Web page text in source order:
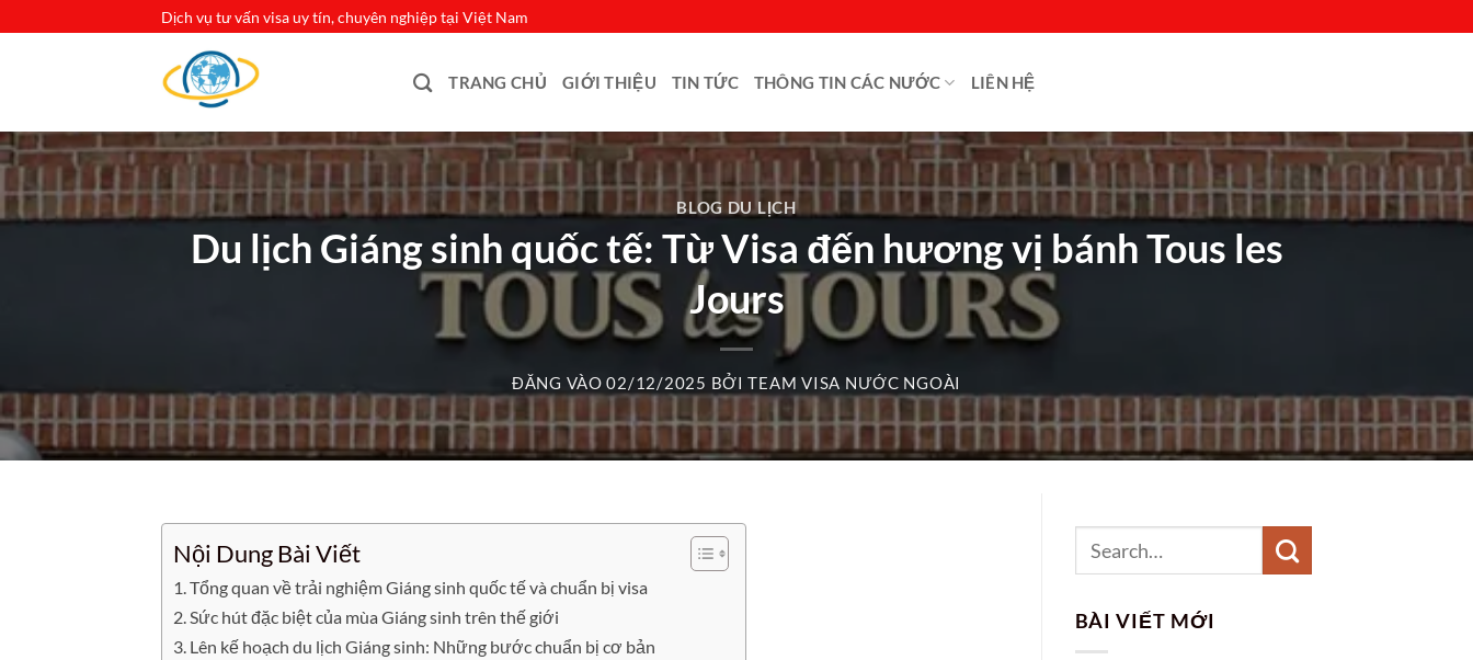
Dịch vụ tư vấn visa uy tín, chuyên nghiệp tại Việt Nam
TRANG CHỦ GIỚI THIỆU TIN TỨC THÔNG TIN CÁC NƯỚC LIÊN HỆ
BLOG DU LỊCH
Du lịch Giáng sinh quốc tế: Từ Visa đến hương vị bánh Tous les
Jours
ĐĂNG VÀO02/12/2025 BỞITEAM VISA NƯỚC NGOÀI
Nội Dung Bài Viết
Tổng quan về trải nghiệm Giáng sinh quốc tế và chuẩn bị visa
Sức hút đặc biệt của mùa Giáng sinh trên thế giới
Lên kế hoạch du lịch Giáng sinh: Những bước chuẩn bị cơ bản
BÀI VIẾT MỚI